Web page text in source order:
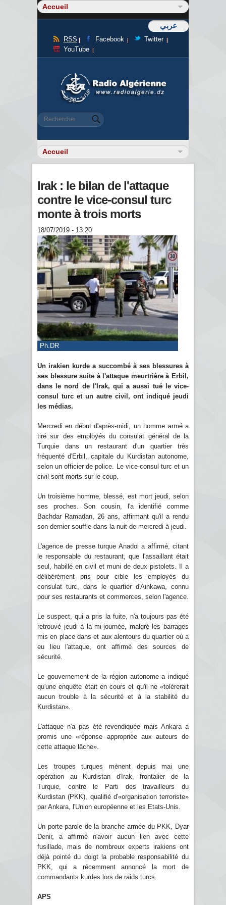
عربي
RSS Facebook
Twitter
YouTube
Formulaire de recherche
Rechercher
Irak : le bilan de l'attaque
contre le vice-consul turc
monte à trois morts
18/07/2019 - 13:20
Ph.DR
Un irakien kurde a succombé à ses blessures à
ses blessure suite à l'attaque meurtrière à Erbil,
dans le nord de l'Irak, qui a aussi tué le vice-
consul turc et un autre civil, ont indiqué jeudi
les médias.
Mercredi en début d'après-midi, un homme armé a
tiré sur des employés du consulat général de la
Turquie dans un restaurant d'un quartier très
fréquenté d'Erbil, capitale du Kurdistan autonome,
selon un officier de police. Le vice-consul turc et un
civil sont morts sur le coup.
Un troisième homme, blessé, est mort jeudi, selon
ses proches. Son cousin, l'a identifié comme
Bachdar Ramadan, 26 ans, affirmant qu'il a rendu
son dernier souffle dans la nuit de mercredi à jeudi.
L'agence de presse turque Anadol a affirmé, citant
le responsable du restaurant, que l'assaillant était
seul, habillé en civil et muni de deux pistolets. Il a
délibérément pris pour cible les employés du
consulat turc, dans le quartier d'Ainkawa, connu
pour ses restaurants et commerces, selon l'agence.
Le suspect, qui a pris la fuite, n'a toujours pas été
retrouvé jeudi à la mi-journée, malgré les barrages
mis en place dans et aux alentours du quartier où a
eu lieu l'attaque, ont affirmé des sources de
sécurité.
Le gouvernement de la région autonome a indiqué
qu'une enquête était en cours et qu'il ne «tolèrerait
aucun trouble à la sécurité et à la stabilité du
Kurdistan».
L'attaque n'a pas été revendiquée mais Ankara a
promis une «réponse appropriée aux auteurs de
cette attaque lâche».
Les troupes turques mènent depuis mai une
opération au Kurdistan d'Irak, frontalier de la
Turquie, contre le Parti des travailleurs du
Kurdistan (PKK), qualifié d'«organisation terroriste»
par Ankara, l'Union européenne et les Etats-Unis.
Un porte-parole de la branche armée du PKK, Dyar
Denir, a affirmé n'avoir aucun lien avec cette
fusillade, mais de nombreux experts irakiens ont
déjà pointé du doigt la probable responsabilité du
PKK, qui a récemment annoncé la mort de
commandants kurdes lors de raids turcs.
APS